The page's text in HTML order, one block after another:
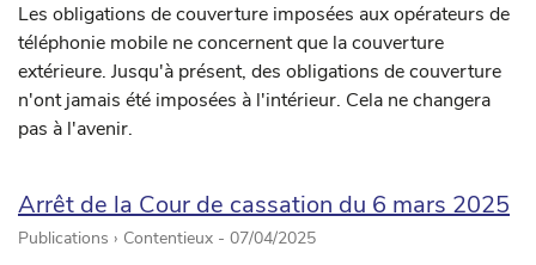
Les obligations de couverture imposées aux opérateurs de
téléphonie mobile ne concernent que la couverture
extérieure. Jusqu'à présent, des obligations de couverture
n'ont jamais été imposées à l'intérieur. Cela ne changera
pas à l'avenir.
Arrêt de la Cour de cassation du 6 mars 2025
Publications › Contentieux - 07/04/2025